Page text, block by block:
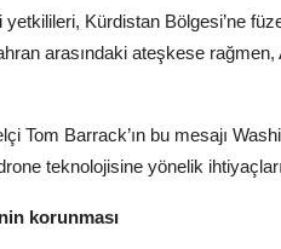
yetkilileri, Kürdistan Bölgesi’ne
arasındaki ateşkese
Tom Barrack’ın bu mesajı
teknolojisine yönelik
korunması